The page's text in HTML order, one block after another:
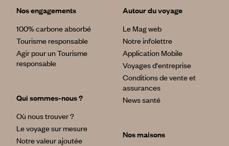
Nos engagements
100% carbone absorbé
Tourisme responsable
Agir pour un Tourisme
responsable
Qui sommes-nous ?
Où nous trouver ?
Le voyage sur mesure
Notre valeur ajoutée
Autour du voyage
Le Mag web
Notre infolettre
Application Mobile
Voyages d'entreprise
Conditions de vente et
assurances
News santé
Nos maisons